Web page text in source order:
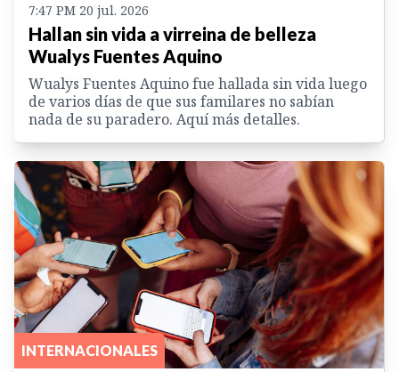
7:47 PM 20 jul. 2026
Hallan sin vida a virreina de belleza
Wualys Fuentes Aquino
Wualys Fuentes Aquino fue hallada sin vida luego
de varios días de que sus familares no sabían
nada de su paradero. Aquí más detalles.
INTERNACIONALES